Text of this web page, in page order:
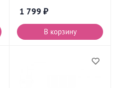
1 799 ₽
В корзину